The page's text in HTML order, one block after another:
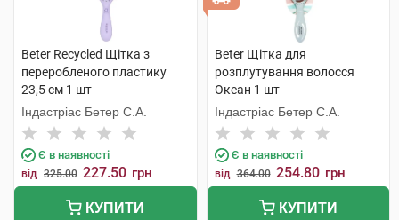
Beter Recycled Щітка з
переробленого пластику
23,5 см 1 шт
Індастріас Бетер С.А.
Є в наявності
від 325.00 227.50 грн
КУПИТИ
Beter Щітка для
розплутування волосся
Океан 1 шт
Індастріас Бетер С.А.
Є в наявності
від 364.00 254.80 грн
КУПИТИ